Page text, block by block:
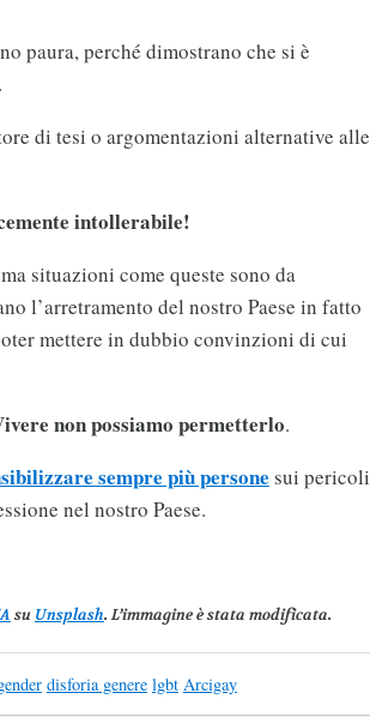
paura, perché dimostrano che si è
di tesi o argomentazioni alternative alle
intollerabile!
situazioni come queste sono da
l’arretramento del nostro Paese in fatto
mettere in dubbio convinzioni di cui
non possiamo permetterlo.
sempre più persone sui pericoli
nel nostro Paese.
su Unsplash. L’immagine è stata modificata.
disforia genere lgbt Arcigay